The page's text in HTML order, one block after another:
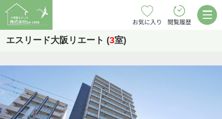
お気に入り 閲覧履歴
エスリード大阪リエート (3室)